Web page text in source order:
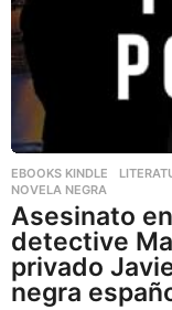
EBOOKS KINDLE ,
NOVELA NEGRA
Asesinato
detective
privado
negra